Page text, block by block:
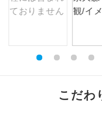
こだわ
露天風呂
ご宿
大浴場 ご宿
全食事付き
く）
お部
て、ご旅行の契約が
ウェブ限定コースと
ンター及びカウンタ
ません。